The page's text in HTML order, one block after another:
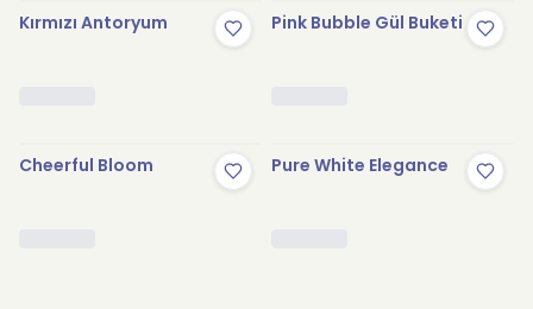
Kırmızı Antoryum Pink Bubble Gül Buketi
Cheerful Bloom Pure White Elegance